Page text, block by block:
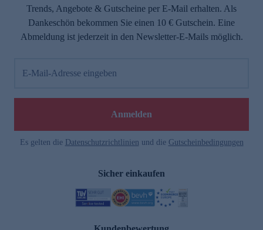
Trends, Angebote & Gutscheine per E-Mail erhalten. Als
Dankeschön bekommen Sie einen 10 € Gutschein. Eine
Abmeldung ist jederzeit in den Newsletter-E-Mails möglich.
E-Mail-Adresse eingeben
Anmelden
Es gelten die Datenschutzrichtlinien und die Gutscheinbedingungen
Sicher einkaufen